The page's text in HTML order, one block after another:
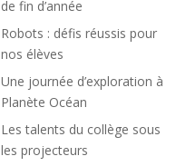
de fin d’année
Robots : défis réussis pour
nos élèves
Une journée d’exploration à
Planète Océan
Les talents du collège sous
les projecteurs